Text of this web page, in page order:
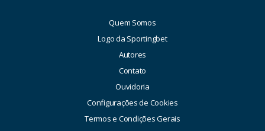
Quem Somos
Logo da Sportingbet
Autores
Contato
Ouvidoria
Configurações de Cookies
Termos e Condições Gerais